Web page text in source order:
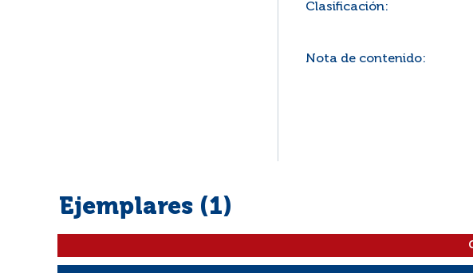
Clasificación:
Nota de contenido:
Ejemplares (1)